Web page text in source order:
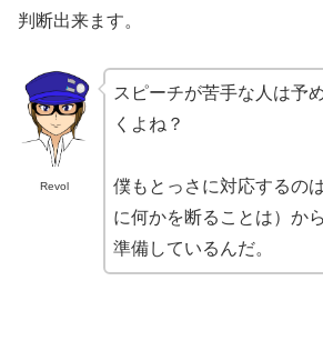
判断出来ます。
Revol
スピーチが苦手な人は予
くよね？
僕もとっさに対応するの
に何かを断ることは）か
準備しているんだ。